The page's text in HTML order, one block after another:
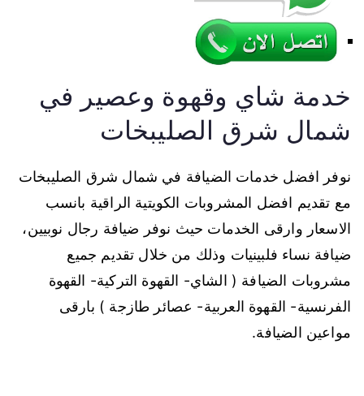
خدمة شاي وقهوة وعصير في
شمال شرق الصليبخات
نوفر افضل خدمات الضيافة في شمال شرق الصليبخات
مع تقديم افضل المشروبات الكويتية الراقية بانسب
الاسعار وارقى الخدمات حيث نوفر ضيافة رجال نوبيين،
ضيافة نساء فلبينيات وذلك من خلال تقديم جميع
مشروبات الضيافة ( الشاي- القهوة التركية- القهوة
الفرنسية- القهوة العربية- عصائر طازجة ) بارقى
مواعين الضيافة.